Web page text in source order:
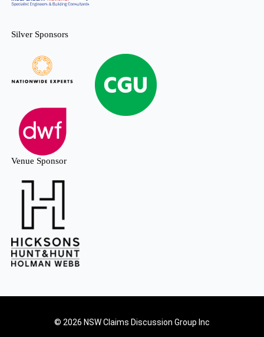
Silver Sponsors
Venue Sponsor
© 2026 NSW Claims Discussion Group Inc